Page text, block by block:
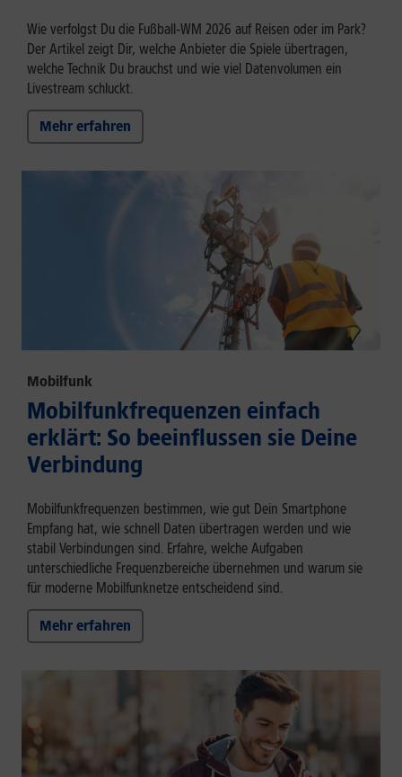
Wie verfolgst Du die Fußball‑WM 2026 auf Reisen oder im Park?
Der Artikel zeigt Dir, welche Anbieter die Spiele übertragen,
welche Technik Du brauchst und wie viel Datenvolumen ein
Livestream schluckt.
Mehr erfahren
Mobilfunk
Mobilfunkfrequenzen einfach
erklärt: So beeinflussen sie Deine
Verbindung
Mobilfunkfrequenzen bestimmen, wie gut Dein Smartphone
Empfang hat, wie schnell Daten übertragen werden und wie
stabil Verbindungen sind. Erfahre, welche Aufgaben
unterschiedliche Frequenzbereiche übernehmen und warum sie
für moderne Mobilfunknetze entscheidend sind.
Mehr erfahren